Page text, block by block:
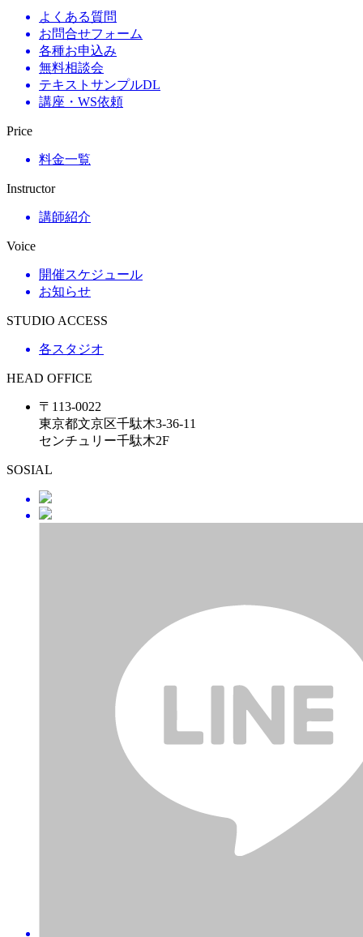
よくある質問
お問合せフォーム
各種お申込み
無料相談会
テキストサンプルDL
講座・WS依頼
Price
料金一覧
Instructor
講師紹介
Voice
開催スケジュール
お知らせ
STUDIO ACCESS
各スタジオ
HEAD OFFICE
〒113-0022
東京都文京区千駄木3-36-11
センチュリー千駄木2F
SOSIAL